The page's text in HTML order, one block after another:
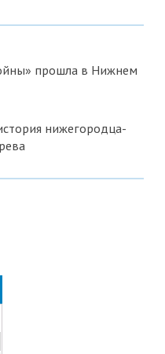
прошла в Нижнем
нижегородца-